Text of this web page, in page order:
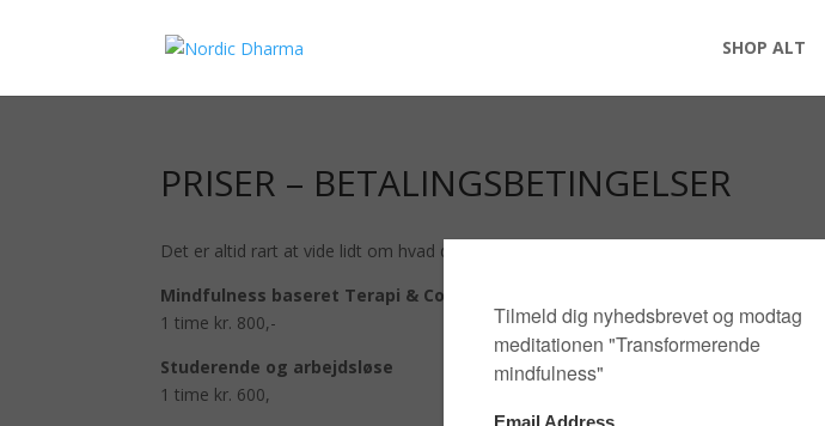
SHOP ALT
PRISER – BETALINGSBETINGELSER
Det er altid rart at vide lidt om hvad det vil koste og hvad det er værd.
Mindfulness baseret Terapi & Coaching
1 time kr. 800,-
Studerende og arbejdsløse
1 time kr. 600,